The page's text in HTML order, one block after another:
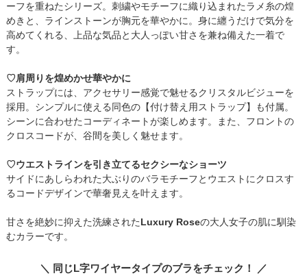
ーフを重ねたシリーズ。刺繍やモチーフに織り込まれたラメ糸の煌
めきと、ラインストーンが胸元を華やかに。身に纏うだけで気分を
高めてくれる、上品な気品と大人っぽい甘さを兼ね備えた一着で
す。
♡肩周りを煌めかせ華やかに
ストラップには、アクセサリー感覚で魅せるクリスタルビジューを
採用。シンプルに使える同色の【付け替え用ストラップ】も付属。
シーンに合わせたコーディネートが楽しめます。また、フロントの
クロスコードが、谷間を美しく魅せます。
♡ウエストラインを引き立てるセクシーなショーツ
サイドにあしらわれた大ぶりのバラモチーフとウエストにクロスす
るコードデザインで華奢見えを叶えます。
甘さを絶妙に抑えた洗練されたLuxury Roseの大人女子の肌に馴染
むカラーです。
＼ 同じL字ワイヤータイプのブラをチェック！ ／